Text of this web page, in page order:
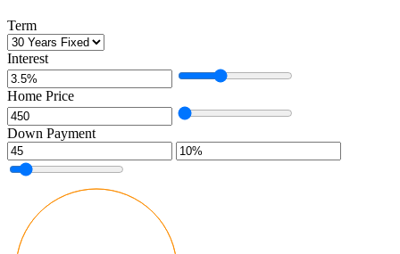
Term
Interest
Home Price
Down Payment